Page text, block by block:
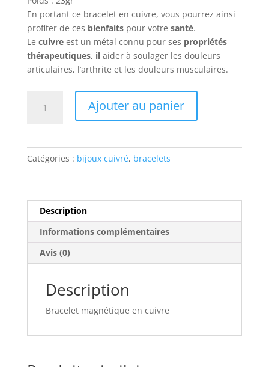
En portant ce bracelet en cuivre, vous pourrez ainsi
profiter de ces bienfaitspour votre santé.
Le cuivreest un métal connu pour ses propriétés
thérapeutiques, ilaider à soulager les douleurs
articulaires, l’arthrite et les douleurs musculaires.
vague02
Ajouter au panier
Catégories : bijoux cuivré, bracelets
Description
Informations complémentaires
Avis (0)
Description
Bracelet magnétique en cuivre